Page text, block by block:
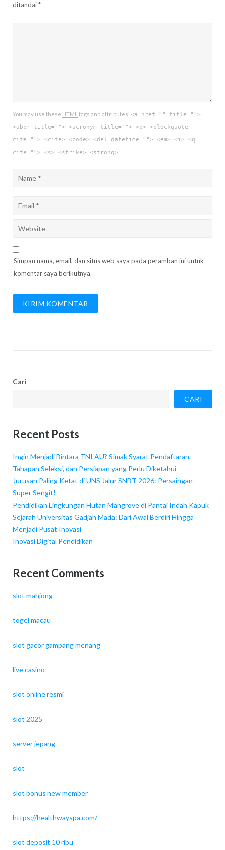
ditandai*
You may use these HTML tags and attributes: <a href="" title="">
<abbr title=""> <acronym title=""> <b> <blockquote
cite=""> <cite> <code> <del datetime=""> <em> <i> <q
cite=""> <s> <strike> <strong>
Simpan nama, email, dan situs web saya pada peramban ini untuk
komentar saya berikutnya.
Cari
CARI
Recent Posts
Ingin Menjadi Bintara TNI AU? Simak Syarat Pendaftaran,
Tahapan Seleksi, dan Persiapan yang Perlu Diketahui
Jurusan Paling Ketat di UNS Jalur SNBT 2026: Persaingan
Super Sengit!
Pendidikan Lingkungan Hutan Mangrove di Pantai Indah Kapuk
Sejarah Universitas Gadjah Mada: Dari Awal Berdiri Hingga
Menjadi Pusat Inovasi
Inovasi Digital Pendidikan
Recent Comments
slot mahjong
togel macau
slot gacor gampang menang
live casino
slot online resmi
slot 2025
server jepang
slot
slot bonus new member
https://healthwayspa.com/
slot deposit 10 ribu